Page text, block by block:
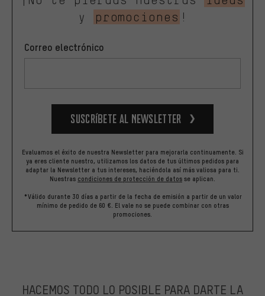
y
promociones !
Correo electrónico
Suscríbete al newsletter
Evaluamos el éxito de nuestra Newsletter para mejorarla continuamente. Si
ya eres cliente nuestro, utilizamos los datos de tus últimos pedidos para
adaptar la Newsletter a tus intereses, haciéndola así más valiosa para ti.
Nuestras condiciones de protección de datos se aplican.
*Válido durante 30 días a partir de la fecha de emisión a partir de un valor
mínimo de pedido de 60 €. El vale no se puede combinar con otras
promociones.
HACEMOS TODO LO POSIBLE PARA DARTE LA